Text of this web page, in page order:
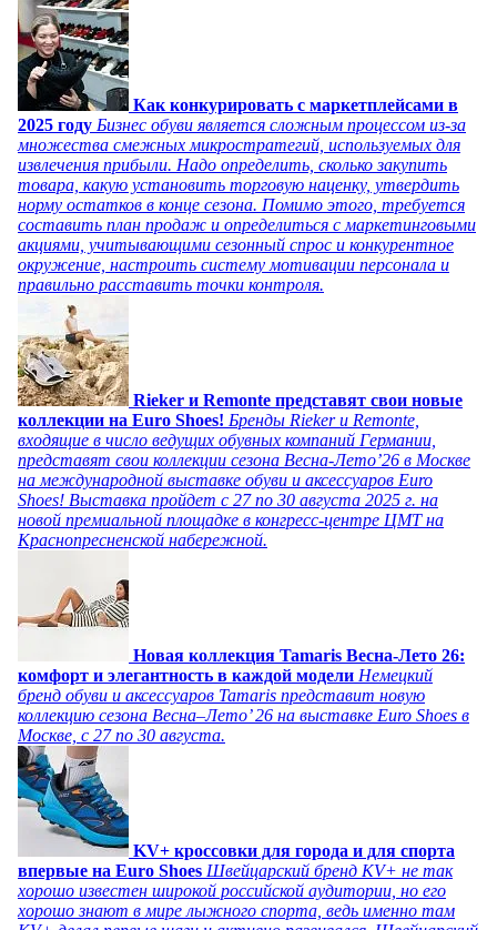
Как конкурировать с маркетплейсами в
2025 году Бизнес обуви является сложным процессом из-за
множества смежных микростратегий, используемых для
извлечения прибыли. Надо определить, сколько закупить
товара, какую установить торговую наценку, утвердить
норму остатков в конце сезона. Помимо этого, требуется
составить план продаж и определиться с маркетинговыми
акциями, учитывающими сезонный спрос и конкурентное
окружение, настроить систему мотивации персонала и
правильно расставить точки контроля.
Rieker и Remonte представят свои новые
коллекции на Euro Shoes! Бренды Rieker и Remonte,
входящие в число ведущих обувных компаний Германии,
представят свои коллекции сезона Весна-Лето’26 в Москве
на международной выставке обуви и аксессуаров Euro
Shoes! Выставка пройдет c 27 по 30 августа 2025 г. на
новой премиальной площадке в конгресс-центре ЦМТ на
Краснопресненской набережной.
Новая коллекция Tamaris Весна-Лето 26:
комфорт и элегантность в каждой модели Немецкий
бренд обуви и аксессуаров Tamaris представит новую
коллекцию сезона Весна–Лето’ 26 на выставке Euro Shoes в
Москве, с 27 по 30 августа.
KV+ кроссовки для города и для спорта
впервые на Euro Shoes Швейцарский бренд KV+ не так
хорошо известен широкой российской аудитории, но его
хорошо знают в мире лыжного спорта, ведь именно там